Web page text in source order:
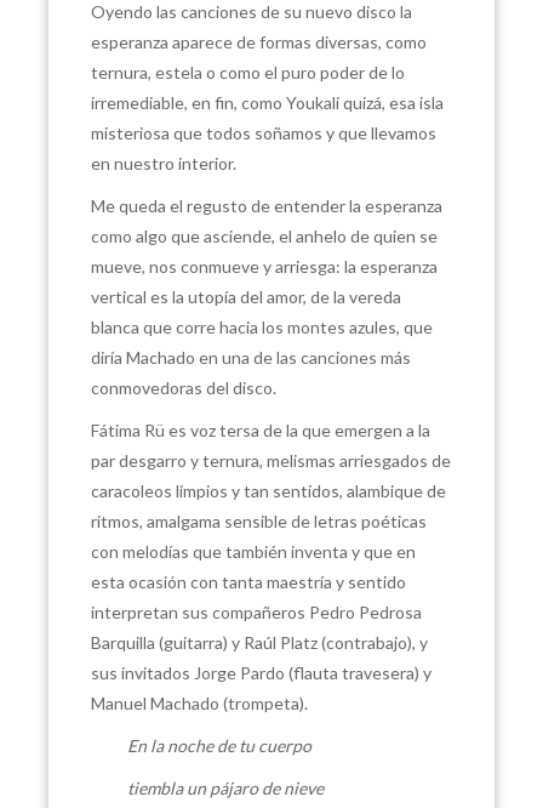
Oyendo las canciones de su nuevo disco la
esperanza aparece de formas diversas, como
ternura, estela o como el puro poder de lo
irremediable, en fin, como Youkali quizá, esa isla
misteriosa que todos soñamos y que llevamos
en nuestro interior.
Me queda el regusto de entender la esperanza
como algo que asciende, el anhelo de quien se
mueve, nos conmueve y arriesga: la esperanza
vertical es la utopía del amor, de la vereda
blanca que corre hacia los montes azules, que
diría Machado en una de las canciones más
conmovedoras del disco.
Fátima Rü es voz tersa de la que emergen a la
par desgarro y ternura, melismas arriesgados de
caracoleos limpios y tan sentidos, alambique de
ritmos, amalgama sensible de letras poéticas
con melodías que también inventa y que en
esta ocasión con tanta maestría y sentido
interpretan sus compañeros Pedro Pedrosa
Barquilla (guitarra) y Raúl Platz (contrabajo), y
sus invitados Jorge Pardo (flauta travesera) y
Manuel Machado (trompeta).
En la noche de tu cuerpo
tiembla un pájaro de nieve